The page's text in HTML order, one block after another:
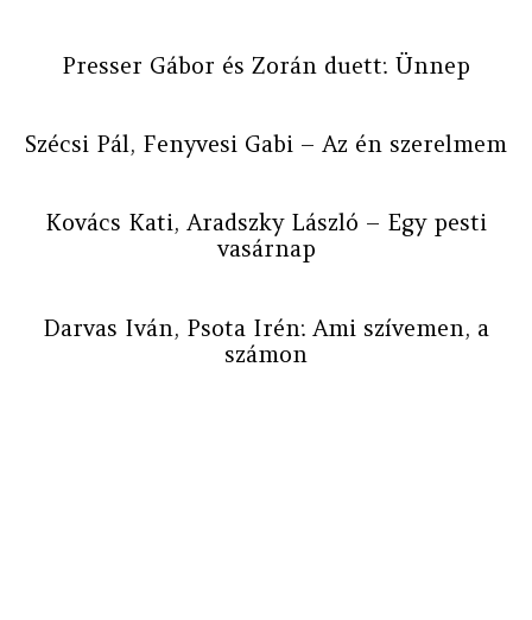
Presser Gábor és Zorán duett: Ünnep
Szécsi Pál, Fenyvesi Gabi – Az én szerelmem
Kovács Kati, Aradszky László – Egy pesti
vasárnap
Darvas Iván, Psota Irén: Ami szívemen, a
számon